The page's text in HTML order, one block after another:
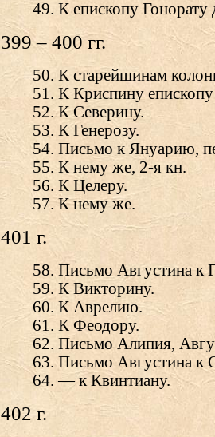
49. К епископу Гонорату
399 – 400 гг.
50. К старейшинам
51. К Криспину епископу
52. К Северину.
53. К Генерозу.
54. Письмо к Януарию,
55. К нему же, 2-я кн.
56. К Целеру.
57. К нему же.
401 г.
58. Письмо Августина к
59. К Викторину.
60. К Аврелию.
61. К Феодору.
62. Письмо Алипия,
63. Письмо Августина к
64. — к Квинтиану.
402 г.